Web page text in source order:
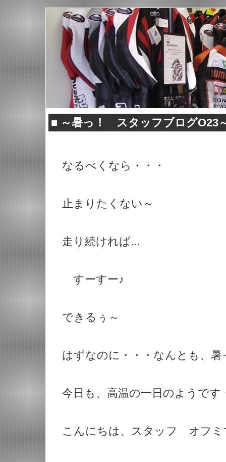
■ ～暑っ！ スタッフブログO23
なるべくなら・・・
止まりたくない～
走り続ければ...
すーすー♪
できるぅ～
はずなのに・・・なんとも、暑
今日も、高温の一日のようです
こんにちは、スタッフ オフミ